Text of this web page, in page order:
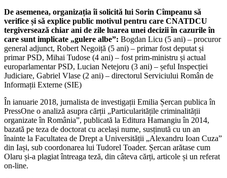
De asemenea, organizația îi solicită lui Sorin Cîmpeanu să
verifice și să explice public motivul pentru care CNATDCU
tergiversează chiar ani de zile luarea unei decizii în cazurile în
care sunt implicate „gulere albe”: Bogdan Licu (5 ani) – procuror
general adjunct, Robert Negoiță (5 ani) – primar fost deputat și
primar PSD, Mihai Tudose (4 ani) – fost prim-ministru și actual
europarlamentar PSD, Lucian Netejoru (3 ani) – șeful Inspecției
Judiciare, Gabriel Vlase (2 ani) – directorul Serviciului Român de
Informații Externe (SIE)
În ianuarie 2018, jurnalista de investigații Emilia Șercan publica în
PressOne o analiză asupra cărții „Particularitățile criminalității
organizate în România”, publicată la Editura Hamangiu în 2014,
bazată pe teza de doctorat cu același nume, susținută cu un an
înainte la Facultatea de Drept a Universității „Alexandru Ioan Cuza”
din Iași, sub coordonarea lui Tudorel Toader. Șercan arătase cum
Olaru și-a plagiat întreaga teză, din câteva cărți, articole și un referat
on-line.